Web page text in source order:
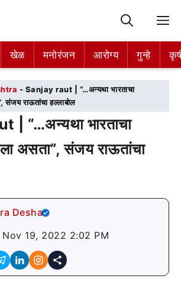
खेळ मनोरंजन आरोग्य गुन्हे
खेळ मनोरंजन आरोग्य गुन्हे
- Sanjay raut | “…अन्यथा भारताचा
संजय राऊतांचा हल्लाबोल
| “…अन्यथा भारताचा
असता”, संजय राऊतांचा
Desha
Nov 19, 2022 2:02 PM